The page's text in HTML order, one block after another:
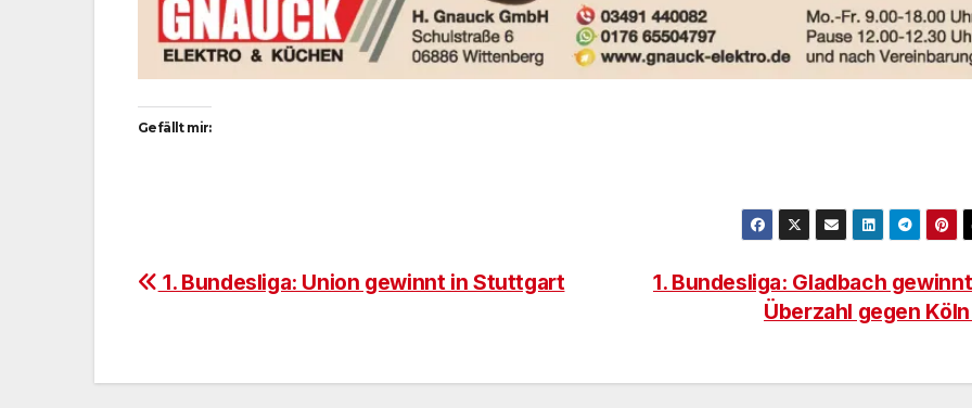
Gefällt mir:
Beitragsnavigation
1. Bundesliga: Gladbach
Überzahl gegen
1. Bundesliga: Union gewinnt in Stuttgart